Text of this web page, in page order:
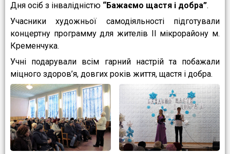
Дня осіб з інвалідністю “Бажаємо щастя і добра”.
Учасники художньої самодіяльності підготували
концертну программу для жителів ІІ мікрорайону м.
Кременчука.
Учні подарували всім гарний настрій та побажали
міцного здоров’я, довгих років життя, щастя і добра.